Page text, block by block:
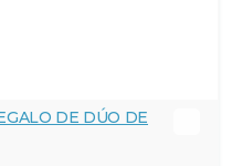
DE DÚO DE